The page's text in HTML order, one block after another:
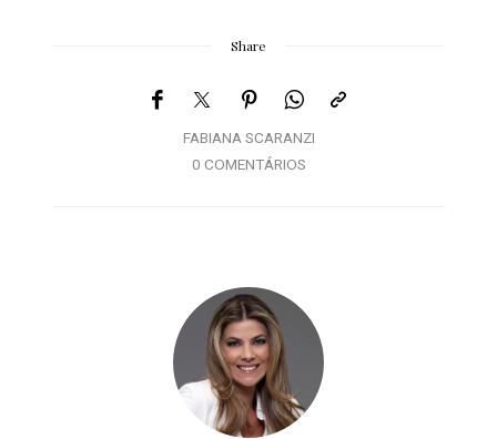
Share
FABIANA SCARANZI
0 COMENTÁRIOS